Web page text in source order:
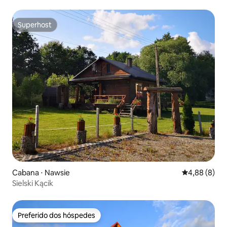
Superhost
Superhost
Cabana ⋅ Nawsie 4,88 de uma
4,88 (8)
Sielski Kącik
Preferido dos hóspedes
Preferido dos hóspedes